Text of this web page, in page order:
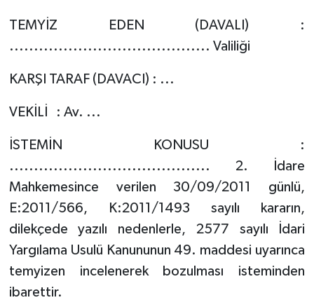
TEMYİZ EDEN (DAVALI) :
......................................... Valiliği
KARŞI TARAF (DAVACI) : ...
VEKİLİ : Av. ...
İSTEMİN KONUSU :
......................................... 2. İdare
Mahkemesince verilen 30/09/2011 günlü,
E:2011/566, K:2011/1493 sayılı kararın,
dilekçede yazılı nedenlerle, 2577 sayılı İdari
Yargılama Usulü Kanununun 49. maddesi uyarınca
temyizen incelenerek bozulması isteminden
ibarettir.